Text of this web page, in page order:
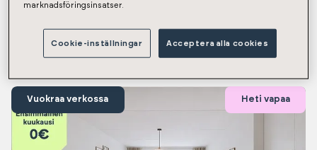
Heti vapaat asunnot
Vuokraa verkossa Heti vapaa
marknadsföringsinsatser.
Cookie-inställningar Acceptera alla cookies